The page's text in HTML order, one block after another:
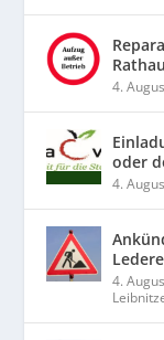
4.
oder
4.
4.